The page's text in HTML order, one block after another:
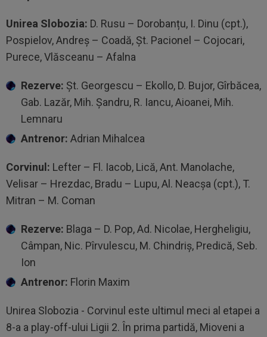
Unirea Slobozia: D. Rusu – Dorobanțu, I. Dinu (cpt.),
Pospielov, Andreș – Coadă, Șt. Pacionel – Cojocari,
Purece, Vlăsceanu – Afalna
Rezerve: Șt. Georgescu – Ekollo, D. Bujor, Gîrbăcea,
Gab. Lazăr, Mih. Șandru, R. Iancu, Aioanei, Mih.
Lemnaru
Antrenor: Adrian Mihalcea
Corvinul: Lefter – Fl. Iacob, Lică, Ant. Manolache,
Velisar – Hrezdac, Bradu – Lupu, Al. Neacșa (cpt.), T.
Mitran – M. Coman
Rezerve: Blaga – D. Pop, Ad. Nicolae, Hergheligiu,
Câmpan, Nic. Pîrvulescu, M. Chindriș, Predică, Seb.
Ion
Antrenor: Florin Maxim
Unirea Slobozia - Corvinul este ultimul meci al etapei a
8-a a play-off-ului Ligii 2. În prima partidă, Mioveni a